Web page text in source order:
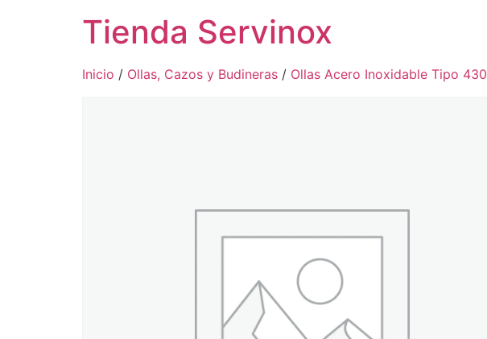
Tienda Servinox
Inicio / Ollas, Cazos y Budineras / Ollas Acero Inoxidable Tipo 430